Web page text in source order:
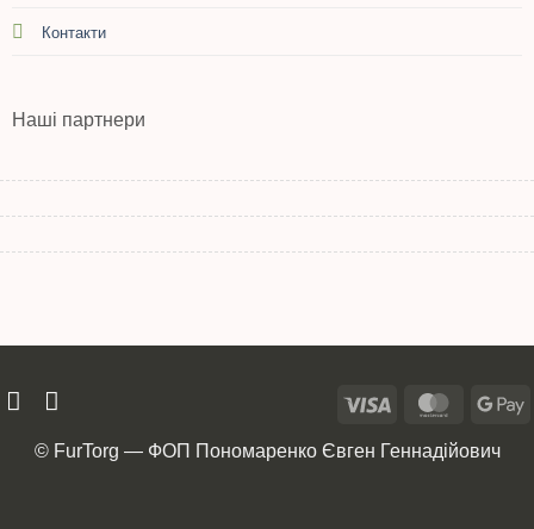
Контакти
Наші партнери
© FurTorg — ФОП Пономаренко Євген Геннадійович